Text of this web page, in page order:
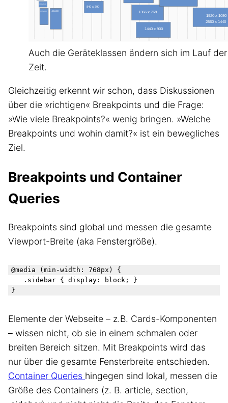
Auch die Geräteklassen ändern sich im Lauf der
Zeit.
Gleichzeitig erkennt wir schon, dass Diskussionen
über die »richtigen« Breakpoints und die Frage:
»Wie viele Breakpoints?« wenig bringen. »Welche
Breakpoints und wohin damit?« ist ein bewegliches
Ziel.
Breakpoints und Container
Queries
Breakpoints sind global und messen die gesamte
Viewport-Breite (aka Fenstergröße).
@media (min-width: 768px) {
Elemente der Webseite – z.B. Cards-Komponenten
– wissen nicht, ob sie in einem schmalen oder
breiten Bereich sitzen. Mit Breakpoints wird das
nur über die gesamte Fensterbreite entschieden.
Container Queries hingegen sind lokal, messen die
Größe des Containers (z. B. article, section,